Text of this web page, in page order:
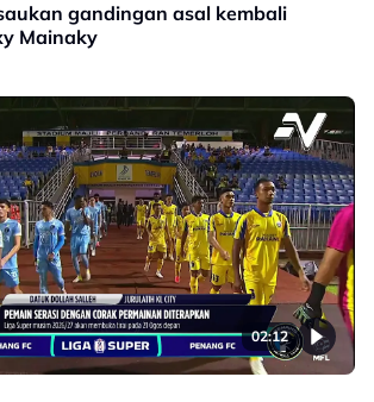
gandingan asal kembali
Mainaky
02:12